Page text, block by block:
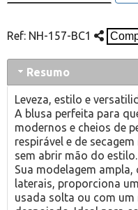
Ref: NH-157-BC1
Resumo
Leveza, estilo e
A blusa perfeita para
modernos e cheios de
respirável e de
sem abrir mão do estilo.
Sua modelagem
laterais, proporciona
usada solta ou com